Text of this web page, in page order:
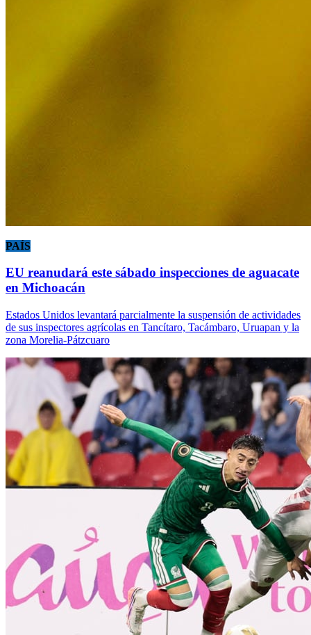
PAÍS
EU reanudará este sábado inspecciones de aguacate
en Michoacán
Estados Unidos levantará parcialmente la suspensión de actividades
de sus inspectores agrícolas en Tancítaro, Tacámbaro, Uruapan y la
zona Morelia-Pátzcuaro